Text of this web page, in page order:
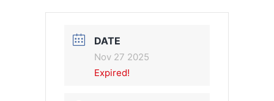
DATE
Nov 27 2025
Expired!